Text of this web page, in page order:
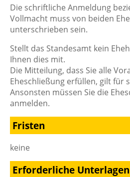
Die schriftliche Anmeldung
Vollmacht muss von beiden
unterschrieben sein.
Stellt das Standesamt kein
Ihnen dies mit.
Die Mitteilung, dass Sie alle
Eheschließung erfüllen, gilt für
Ansonsten müssen Sie die
anmelden.
Fristen
keine
Erforderliche Unterlagen